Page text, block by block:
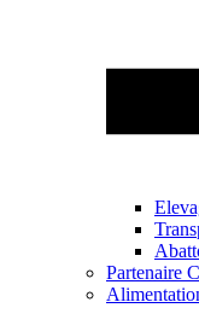
Partenaire